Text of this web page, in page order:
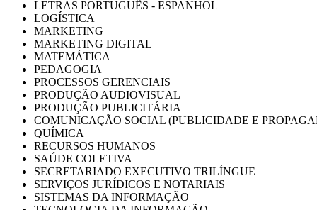
LETRAS PORTUGUÊS - ESPANHOL
LOGÍSTICA
MARKETING
MARKETING DIGITAL
MATEMÁTICA
PEDAGOGIA
PROCESSOS GERENCIAIS
PRODUÇÃO AUDIOVISUAL
PRODUÇÃO PUBLICITÁRIA
COMUNICAÇÃO SOCIAL (PUBLICIDADE E
QUÍMICA
RECURSOS HUMANOS
SAÚDE COLETIVA
SECRETARIADO EXECUTIVO TRILÍNGUE
SERVIÇOS JURÍDICOS E NOTARIAIS
SISTEMAS DA INFORMAÇÃO